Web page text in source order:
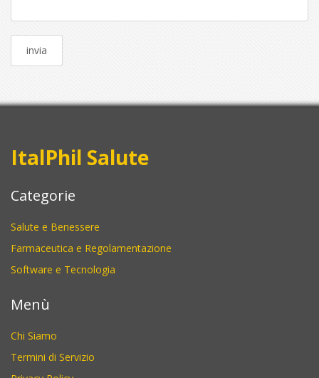
ItalPhil Salute
Categorie
Salute e Benessere
Farmaceutica e Regolamentazione
Software e Tecnologia
Menù
Chi Siamo
Termini di Servizio